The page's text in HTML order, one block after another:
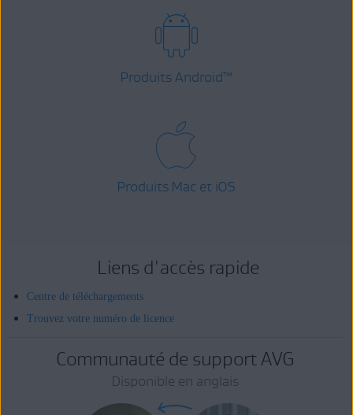
Produits Android™
Produits Mac et iOS
Liens d'accès rapide
Centre de téléchargements
Trouvez votre numéro de licence
Communauté de support AVG
Disponible en anglais